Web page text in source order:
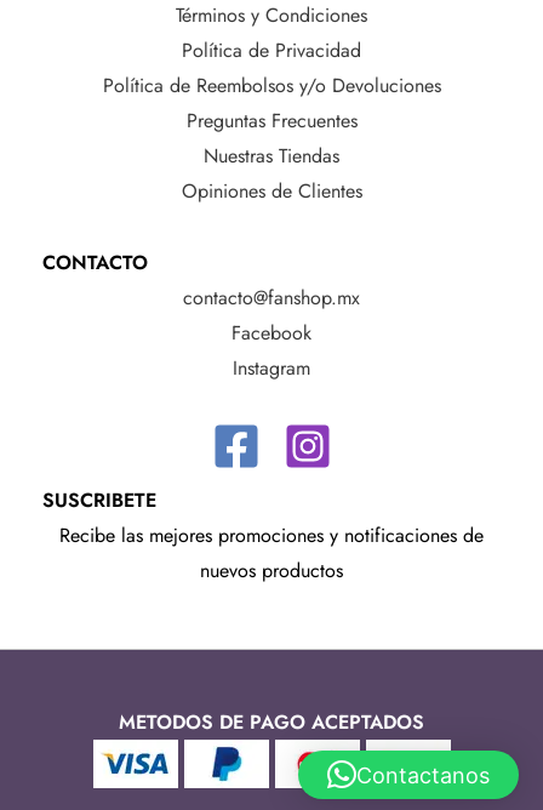
Términos y Condiciones
Política de Privacidad
Política de Reembolsos y/o Devoluciones
Preguntas Frecuentes
Nuestras Tiendas
Opiniones de Clientes
CONTACTO
contacto@fanshop.mx
Facebook
Instagram
SUSCRIBETE
Recibe las mejores promociones y notificaciones de
nuevos productos
METODOS DE PAGO ACEPTADOS
Contactanos